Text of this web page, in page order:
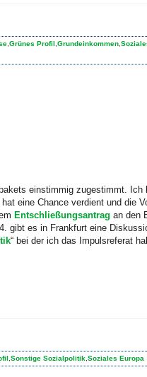
Grünes Profil Grundeinkommen
einstimmig zugestimmt. Ich
eine Chance verdient und die
Entschließungsantrag an den
gibt es in Frankfurt eine
“ bei der ich das Impulsreferat
Sonstige Sozialpolitik Soziales Europa